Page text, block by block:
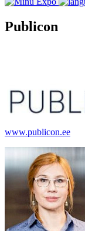
Publicon
www.publicon.ee